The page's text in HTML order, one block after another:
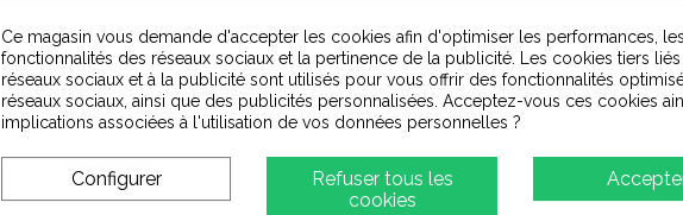
COLISSIMO 24 À 48H
DOMICILE OU RELAIS
CHRONOPOST 24H
CHRONO RELAIS
OU 4
Ce magasin vous demande d'accepter les cookies afin d'optimiser les performances, les
fonctionnalités des réseaux sociaux et la pertinence de la publicité. Les cookies tiers liés
réseaux sociaux et à la publicité sont utilisés pour vous offrir des fonctionnalités
réseaux sociaux, ainsi que des publicités personnalisées. Acceptez-vous ces cookies
implications associées à l'utilisation de vos données personnelles ?
Refuser tous les
cookies
Configurer